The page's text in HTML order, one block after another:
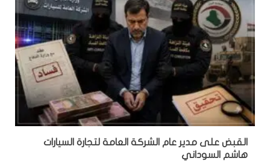
القبض على مدير عام الشركة العامة لتجارة السيارات
هاشم السوداني